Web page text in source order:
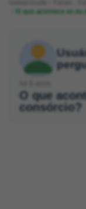
O que acontece se
O que
consórcio?